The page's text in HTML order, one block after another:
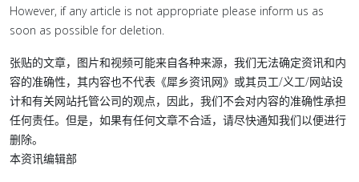
However, if any article is not appropriate please inform us as
soon as possible for deletion.
张贴的文章，图片和视频可能来自各种来源，我们无法确定资讯和内
容的准确性，其内容也不代表《犀乡资讯网》或其员工/义工/网站设
计和有关网站托管公司的观点，因此，我们不会对内容的准确性承担
任何责任。但是，如果有任何文章不合适，请尽快通知我们以便进行
删除。
本资讯编辑部